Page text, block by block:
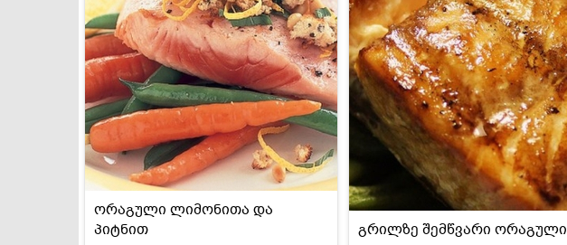
ორაგული ლიმონითა და
პიტნით
გრილზე შემწვარი ორაგული